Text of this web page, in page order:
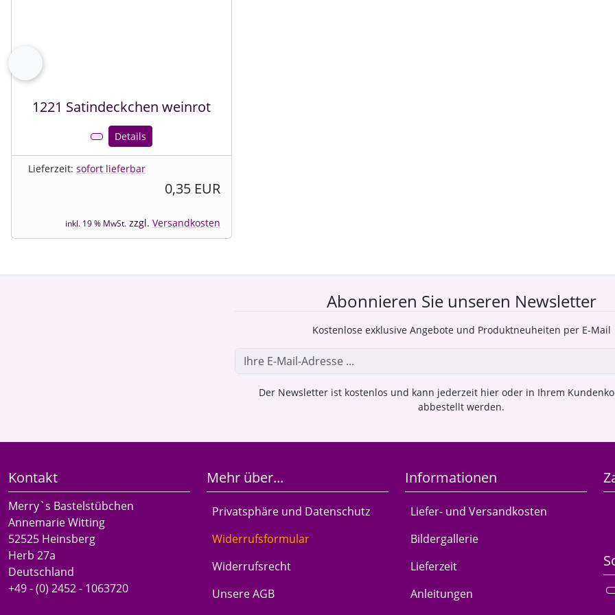
zurück
1221 Satindeckchen weinrot
Details
Lieferzeit: sofort lieferbar
0,35 EUR
inkl. 19 % MwSt. zzgl. Versandkosten
Abonnieren Sie unseren Newsletter
Kostenlose exklusive Angebote und Produktneuheiten per E-Mail
Der Newsletter ist kostenlos und kann jederzeit hier oder in Ihrem
abbestellt werden.
Kontakt
Merry`s Bastelstübchen
Annemarie Witting
52525 Heinsberg
Herb 27a
Deutschland
+49 - (0) 2452 - 1063720
Mehr über...
Privatsphäre und Datenschutz
Widerrufsformular
Widerrufsrecht
Unsere AGB
Informationen
Liefer- und Versandkosten
Bildergallerie
Lieferzeit
Anleitungen